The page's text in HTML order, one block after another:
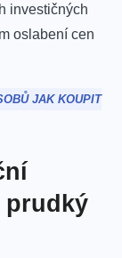
investičných
oslabení cen
JAK KOUPIT
prudký